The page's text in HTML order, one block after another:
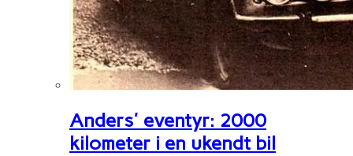
Anders' eventyr: 2000
kilometer i en ukendt bil